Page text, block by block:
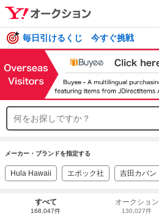
毎日引けるくじ 今すぐ挑戦
メーカー・ブランドを指定する
Hula Hawaii エポック社 吉田カバン
すべて
168,047件
オークション
130,027件